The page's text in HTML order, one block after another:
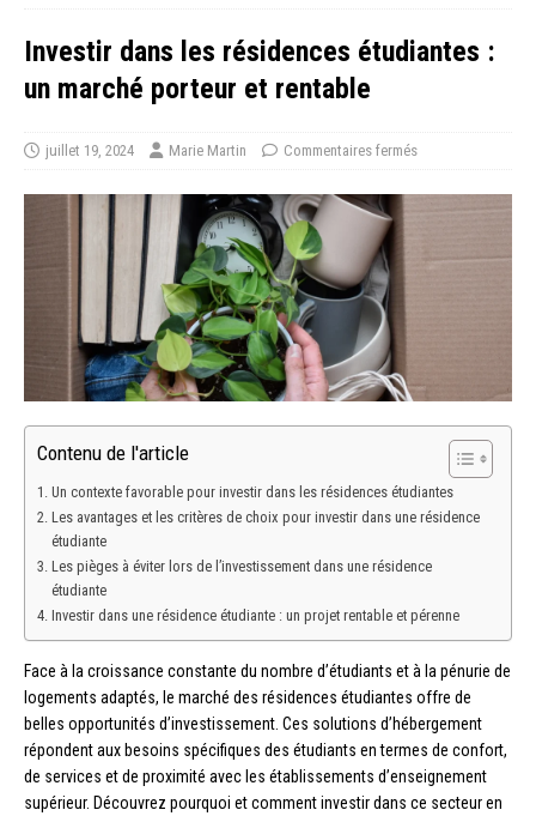
Investir dans les résidences étudiantes :
un marché porteur et rentable
juillet 19, 2024 Marie Martin Commentaires fermés
Contenu de l'article
Un contexte favorable pour investir dans les résidences étudiantes
Les avantages et les critères de choix pour investir dans une résidence
étudiante
Les pièges à éviter lors de l’investissement dans une résidence
étudiante
Investir dans une résidence étudiante : un projet rentable et pérenne
Face à la croissance constante du nombre d’étudiants et à la pénurie de
logements adaptés, le marché des résidences étudiantes offre de
belles opportunités d’investissement. Ces solutions d’hébergement
répondent aux besoins spécifiques des étudiants en termes de confort,
de services et de proximité avec les établissements d’enseignement
supérieur. Découvrez pourquoi et comment investir dans ce secteur en